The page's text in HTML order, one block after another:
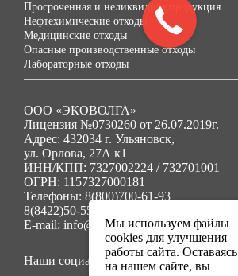
Просроченная и неликвидная продукция
Нефтехимические отходы
Медицинские отходы
Опасные производственные отходы
Лабораторные отходы
ООО «ЭКОВОЛГА»
Лицензия №0730260 от 26.07.2019г.
Адрес: 432034 г. Ульяновск,
ул. Орлова, 27А к1
ИНН/КПП: 7327002224 / 732701001
ОГРН: 1157327000181
Телефоны: 8(800)700-61-93
8(8422)50-55-91
E-mail: info@ecovolga73.ru
Наши социальные сети:
Мы используем файлы
cookies для улучшения
работы сайта. Оставаясь
на нашем сайте, вы